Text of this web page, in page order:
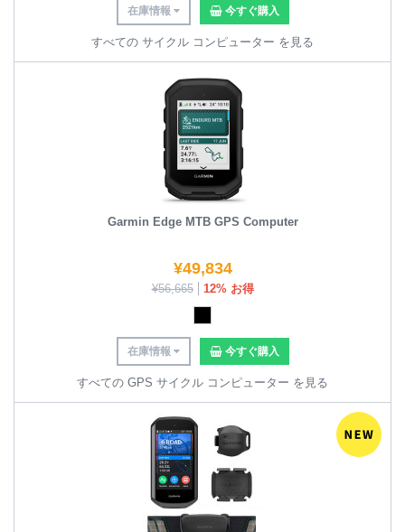
在庫情報 今すぐ購入
すべての サイクル コンピューター を見る
Garmin Edge MTB GPS Computer
¥49,834
¥56,665 12% お得
在庫情報 今すぐ購入
すべての GPS サイクル コンピューター を見る